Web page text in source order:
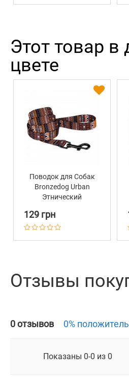
Этот товар в
цвете
Поводок для Собак
Bronzedog Urban
Этнический
Оранжевый
129 грн
Отзывы
0 отзывов 0%
Показаны 0-0 из 0